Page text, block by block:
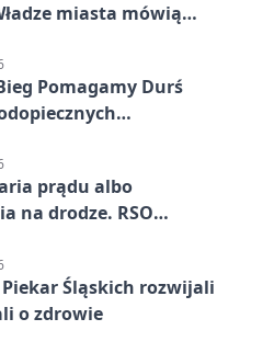
miasta mówią
Pomagamy Durś
prądu albo
na drodze. RSO
Piekar Śląskich rozwijali
o zdrowie